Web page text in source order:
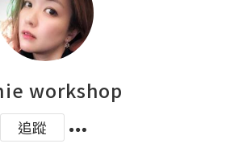
workshop
追蹤